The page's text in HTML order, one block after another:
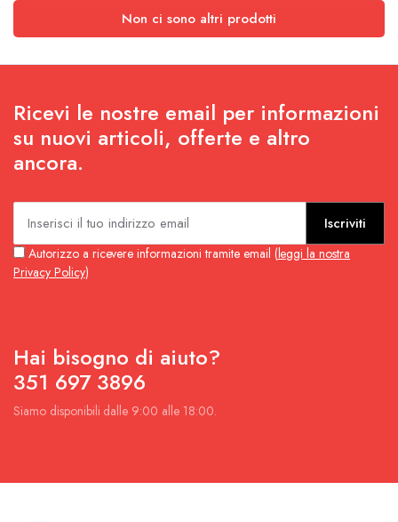
era:
Non ci sono altri prodotti
Ricevi le nostre email per informazioni
su nuovi articoli, offerte e altro
ancora.
Iscriviti
Autorizzo a ricevere informazioni tramite email (leggi la nostra
Privacy Policy)
Hai bisogno di aiuto?
351 697 3896
Siamo disponibili dalle 9:00 alle 18:00.